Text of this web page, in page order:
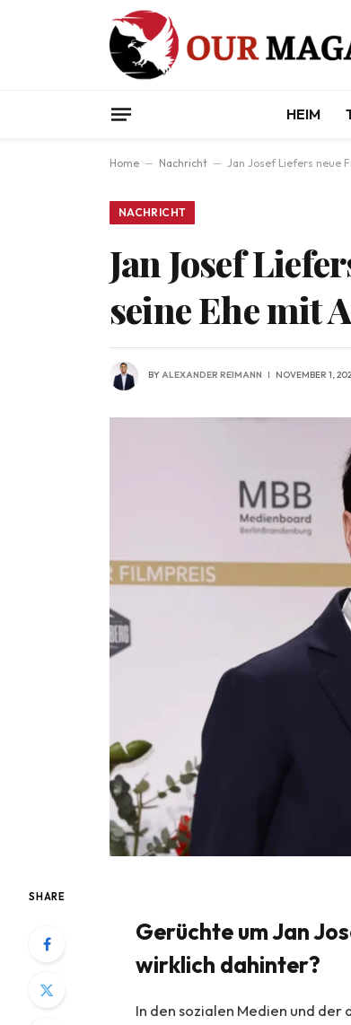
HEIM
Home – Nachricht – Jan Josef Liefers neue
NACHRICHT
Jan Josef
seine Ehe mit
BYALEXANDER REIMANN NOVEMBER 1,
SHARE
Gerüchte um Jan
wirklich dahinter?
In den sozialen Medien und der